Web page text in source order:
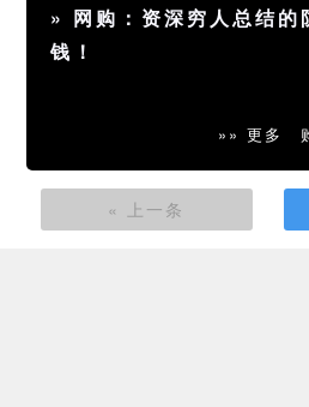
» 网购：资深穷人总结的
钱！
»» 更多
« 上一条